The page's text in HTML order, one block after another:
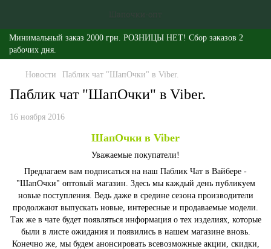
Минимальный заказ 2000 грн. РОЗНИЦЫ НЕТ! Сбор заказов 2
рабочих дня.
Новости Паблик чат "ШапОчки" в Viber.
Паблик чат "ШапОчки" в Viber.
16 ноября 2016
ШапОчки в Viber
Уважаемые покупатели!
Предлагаем вам подписаться на наш Паблик Чат в Вайбере -
"ШапОчки" оптовый магазин. Здесь мы каждый день публикуем
новые поступления. Ведь даже в средине сезона производители
продолжают выпускать новые, интересные и продаваемые модели.
Так же в чате будет появляться информация о тех изделиях, которые
были в листе ожидания и появились в нашем магазине вновь.
Конечно же, мы будем анонсировать всевозможные акции, скидки,